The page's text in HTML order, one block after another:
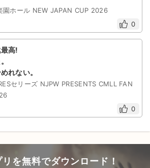
ホール NEW JAPAN CUP 2026
0
高!
れない。
セリーズ NJPW PRESENTS CMLL FAN
0
を無料でダウンロード！